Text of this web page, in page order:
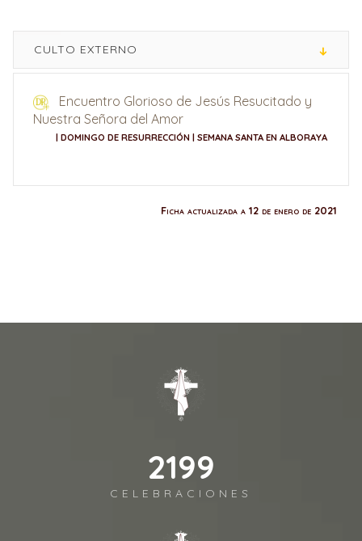
CULTO EXTERNO
Encuentro Glorioso de Jesús Resucitado y
Nuestra Señora del Amor
| DOMINGO DE RESURRECCIÓN | SEMANA SANTA EN ALBORAYA
Ficha actualizada a 12 de enero de 2021
2492
CELEBRACIONES